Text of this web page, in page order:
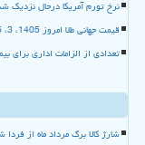
نرخ تورم آمریکا درحال نزدیک شدن
قیمت جهانی طلا امروز 1405، 3، 5
تعدادی از الزامات اداری برای
شارژ کالا برگ مرداد ماه از